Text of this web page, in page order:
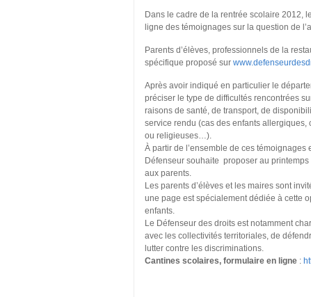
Dans le cadre de la rentrée scolaire 2012,
ligne des témoignages sur la question de
Parents d’élèves, professionnels de la
spécifique proposé sur
Après avoir indiqué en particulier le
préciser le type de difficultés rencontrées
raisons de santé, de transport, de
service rendu (cas des enfants
ou religieuses…).
À partir de l’ensemble de ces
Défenseur souhaite proposer au
aux parents.
Les parents d’élèves et les maires sont
une page est spécialement dédiée à cette
enfants.
Le Défenseur des droits est notamment
avec les collectivités territoriales, de
lutter contre les discriminations.
Cantines scolaires, formulaire en ligne :